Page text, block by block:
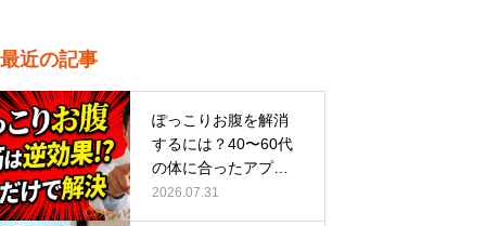
最近の記事
ぽっこりお腹を解消
するには？40〜60代
の体に合ったアプロ
ーチ
2026.07.31